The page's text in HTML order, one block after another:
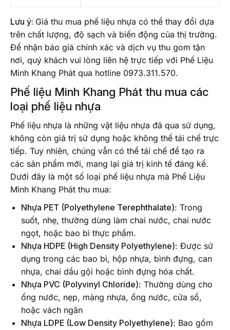
Lưu ý: Giá thu mua phế liệu nhựa có thể thay đổi dựa
trên chất lượng, độ sạch và biến động của thị trường.
Để nhận báo giá chính xác và dịch vụ thu gom tận
nơi, quý khách vui lòng liên hệ trực tiếp với Phế Liệu
Minh Khang Phát qua hotline 0973.311.570.
Phế liệu Minh Khang Phát thu mua các
loại phế liệu nhựa
Phế liệu nhựa là những vật liệu nhựa đã qua sử dụng,
không còn giá trị sử dụng hoặc không thể tái chế trực
tiếp. Tuy nhiên, chúng vẫn có thể tái chế để tạo ra
các sản phẩm mới, mang lại giá trị kinh tế đáng kể.
Dưới đây là một số loại phế liệu nhựa mà Phế Liệu
Minh Khang Phát thu mua:
Nhựa PET (Polyethylene Terephthalate): Trong
suốt, nhẹ, thường dùng làm chai nước, chai nước
ngọt, hoặc bao bì thực phẩm.
Nhựa HDPE (High Density Polyethylene): Được sử
dụng trong các bao bì, hộp nhựa, bình đựng, can
nhựa, chai dầu gội hoặc bình đựng hóa chất.
Nhựa PVC (Polyvinyl Chloride): Thường dùng cho
ống nước, nẹp, màng nhựa, ống nước, cửa sổ,
hoặc vách ngăn
Nhựa LDPE (Low Density Polyethylene): Bao gồm